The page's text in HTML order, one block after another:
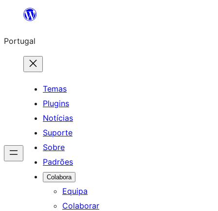
Saltar
o
conteúdo
Portugal
Temas
Plugins
Notícias
Suporte
Sobre
Padrões
Colabora
Equipa
Colaborar